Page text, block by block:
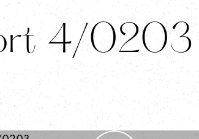
4/0203